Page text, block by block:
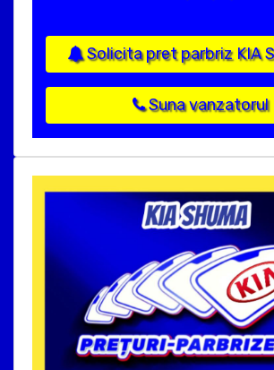
Solicita pret parbriz KIA
Suna vanzatorul